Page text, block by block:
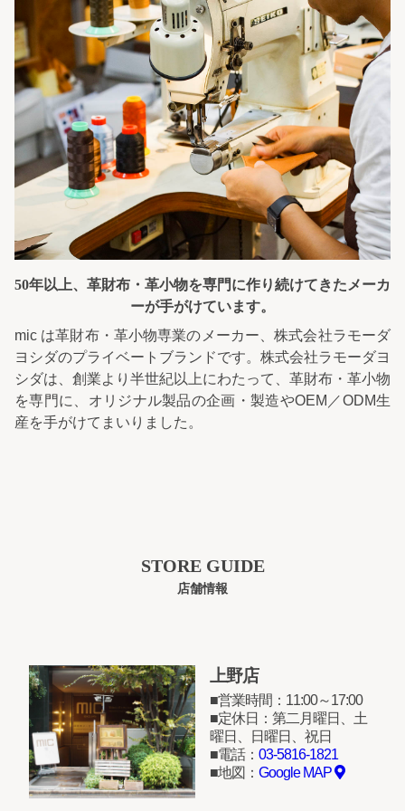
50年以上、革財布・革小物を専門に作り続けてきたメーカ
ーが手がけています。
mic は革財布・革小物専業のメーカー、株式会社ラモーダ
ヨシダのプライベートブランドです。株式会社ラモーダヨ
シダは、創業より半世紀以上にわたって、革財布・革小物
を専門に、オリジナル製品の企画・製造やOEM／ODM生
産を手がけてまいりました。
STORE GUIDE
店舗情報
上野店
営業時間：11:00～17:00
定休日：第二月曜日、土
曜日、日曜日、祝日
電話： 03-5816-1821
地図： Google MAP